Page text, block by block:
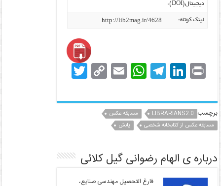
دیجیتال(DOI):
لینک کوتاه: http://lib2mag.ir/4628
Pr
in
t
Li
n
k
e
dI
n
T
el
e
gr
a
m
W
h
at
s
A
p
p
E
m
ai
l
C
o
p
n
k
T
w
itt برچسب LIBRARIANS2.0
مسابقه عکس
مسابقه عکس از کتابخانه شخصی
یابش
درباره ی الهام رضوانی گیل کلائی
فارغ التحصیل مهندسی صنایع،